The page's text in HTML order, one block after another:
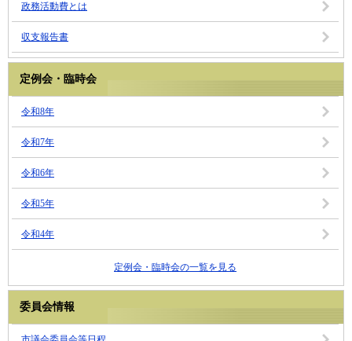
政務活動費とは
収支報告書
定例会・臨時会
令和8年
令和7年
令和6年
令和5年
令和4年
定例会・臨時会の一覧を見る
委員会情報